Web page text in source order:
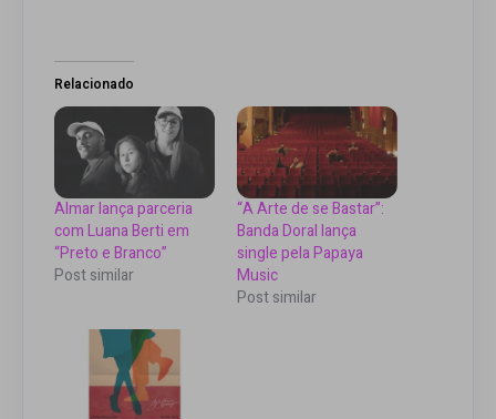
Relacionado
Almar lança parceria
com Luana Berti em
“Preto e Branco”
Post similar
“A Arte de se Bastar”:
Banda Doral lança
single pela Papaya
Music
Post similar